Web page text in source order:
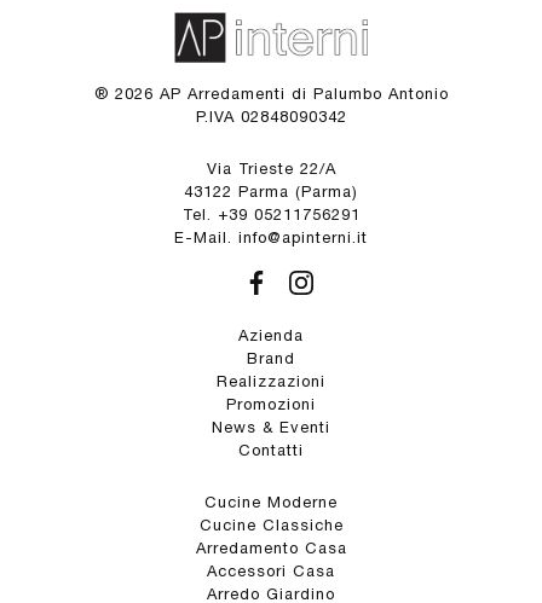
® 2026 AP Arredamenti di Palumbo Antonio
P.IVA 02848090342
Via Trieste 22/A
43122 Parma (Parma)
Tel. +39 05211756291
E-Mail. info@apinterni.it
Azienda
Brand
Realizzazioni
Promozioni
News & Eventi
Contatti
Cucine Moderne
Cucine Classiche
Arredamento Casa
Accessori Casa
Arredo Giardino